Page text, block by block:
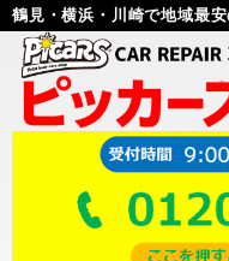
鶴見・横浜・川崎で地域最